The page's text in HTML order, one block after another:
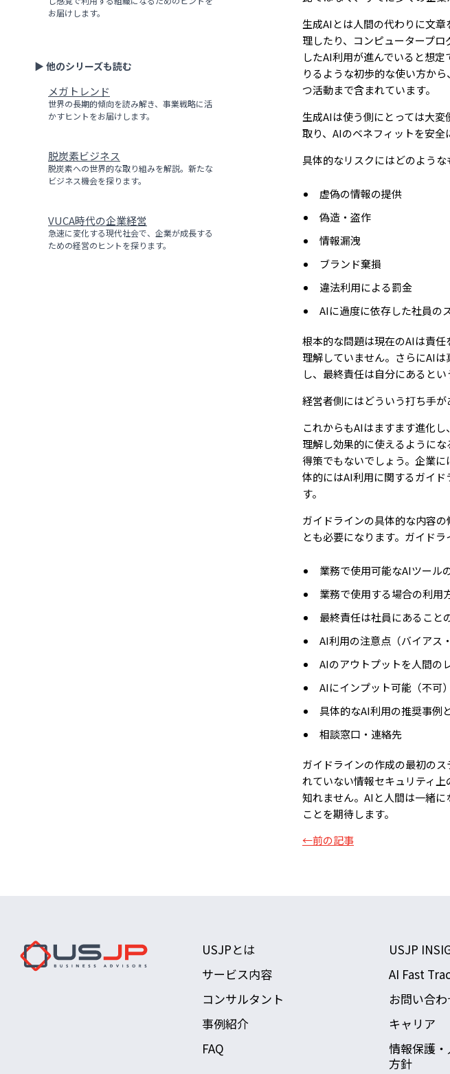
お届けします。
▶ 他のシリーズも読む
メガトレンド
世界の長期的傾向を読み解き、事業戦略に活
かすヒントをお届けします。
脱炭素ビジネス
脱炭素への世界的な取り組みを解説。新たな
ビジネス機会を探ります。
VUCA時代の企業経営
急速に変化する現代社会で、企業が成長する
ための経営のヒントを探ります。
生成AIとは人間の代わりに文
理したり、コンピュータープ
したAI利用が進んでいると想
りるような初歩的な使い方か
つ活動まで含まれています。
生成AIは使う側にとっては大
取り、AIのベネフィットを安全
具体的なリスクにはどのような
虚偽の情報の提供
偽造・盗作
情報漏洩
ブランド棄損
違法利用による罰金
AIに過度に依存した社員の
根本的な問題は現在のAIは責
理解していません。さらにAI
し、最終責任は自分にあると
経営者側にはどういう打ち手が
これからもAIはますます進化
理解し効果的に使えるように
得策でもないでしょう。企業
体的にはAI利用に関するガイ
す。
ガイドラインの具体的な内容
とも必要になります。ガイド
業務で使用可能なAIツール
業務で使用する場合の利用
最終責任は社員にあること
AI利用の注意点（バイアス
AIのアウトプットを人間の
AIにインプット可能（不可
具体的なAI利用の推奨事例
相談窓口・連絡先
ガイドラインの作成の最初の
れていない情報セキュリティ
知れません。AIと人間は一緒
ことを期待します。
←前の記事
USJPとは
サービス内容
コンサルタント
事例紹介
FAQ
USJP
AI Fast
お問い合
キャリア
情報保護
方針